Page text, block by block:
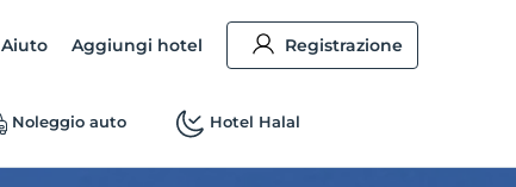
Aiuto Aggiungi hotel Registrazione
Noleggio auto Hotel Halal